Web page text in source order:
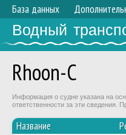
База данных
Водный
Rhoon-C
Информация о судне указана на
ответственности за эти
Название